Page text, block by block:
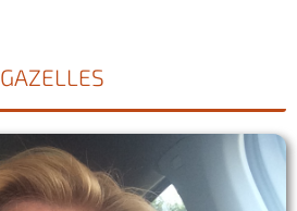
GAZELLES